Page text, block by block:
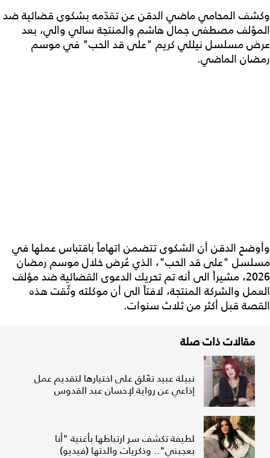
وكشف المحامي ماضي الدقن عن تقدّمه بشكوى قضائية ضد
المؤلف مصطفى جمال هاشم والمنتجة سالي والي، بعد
عرض مسلسل نيللي كريم "على قد الحب" في موسم
رمضان الماضي.
وأوضح الدقن أن الشكوى تتضمن اتهاماً باقتباس عملها في
مسلسل "على قد الحب"، الذي عُرض خلال موسم رمضان
2026، مشيراً الى أنه تم تحريك الدعوى القضائية ضد مؤلف
العمل والشركة المنتجة، لافتاً الى أن موكلته وثّقت هذه
القصة قبل أكثر من ثلاث سنوات.
مقالات ذات صلة
نبيلة عبيد تعّلق على اختيارها لتقديم عمل
إذاعي عن رواية لإحسان عبد القدوس
لطيفة تكشف سر ارتباطها بأغنية "أنا
بعجبني".. وذكريات والدتها (فيديو)